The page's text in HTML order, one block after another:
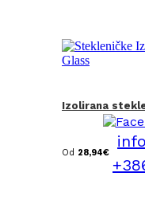
Izolirana
Od 28,94€